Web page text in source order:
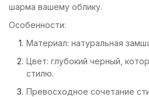
шарма вашему облику.
Особенности:
Материал: натуральная
Цвет: глубокий черный,
стилю.
Превосходное сочетание